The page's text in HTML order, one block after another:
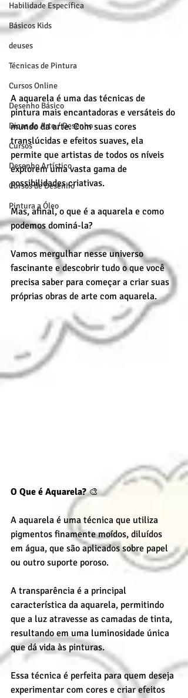
Habilidade Específica
Básicos Kids
deuses
Técnicas de Pintura
Cursos Online
Desenho Básico
Dicas de Arte / Desenho
Cursos
Desenho Artístico
Cursos de Desenho
Pintura a Óleo
A aquarela é uma das técnicas de
pintura mais encantadoras e versáteis do
mundo da arte. Com suas cores
translúcidas e efeitos suaves, ela
permite que artistas de todos os níveis
explorem uma vasta gama de
possibilidades criativas.
Mas, afinal, o que é a aquarela e como
podemos dominá-la?
Vamos mergulhar nesse universo
fascinante e descobrir tudo o que você
precisa saber para começar a criar suas
próprias obras de arte com aquarela.
O Que é Aquarela? 🎨
A aquarela é uma técnica que utiliza
pigmentos finamente moídos, diluídos
em água, que são aplicados sobre papel
ou outro suporte poroso.
A transparência é a principal
característica da aquarela, permitindo
que a luz atravesse as camadas de tinta,
resultando em uma luminosidade única
que dá vida às pinturas.
Essa técnica é perfeita para quem deseja
experimentar com cores e criar efeitos